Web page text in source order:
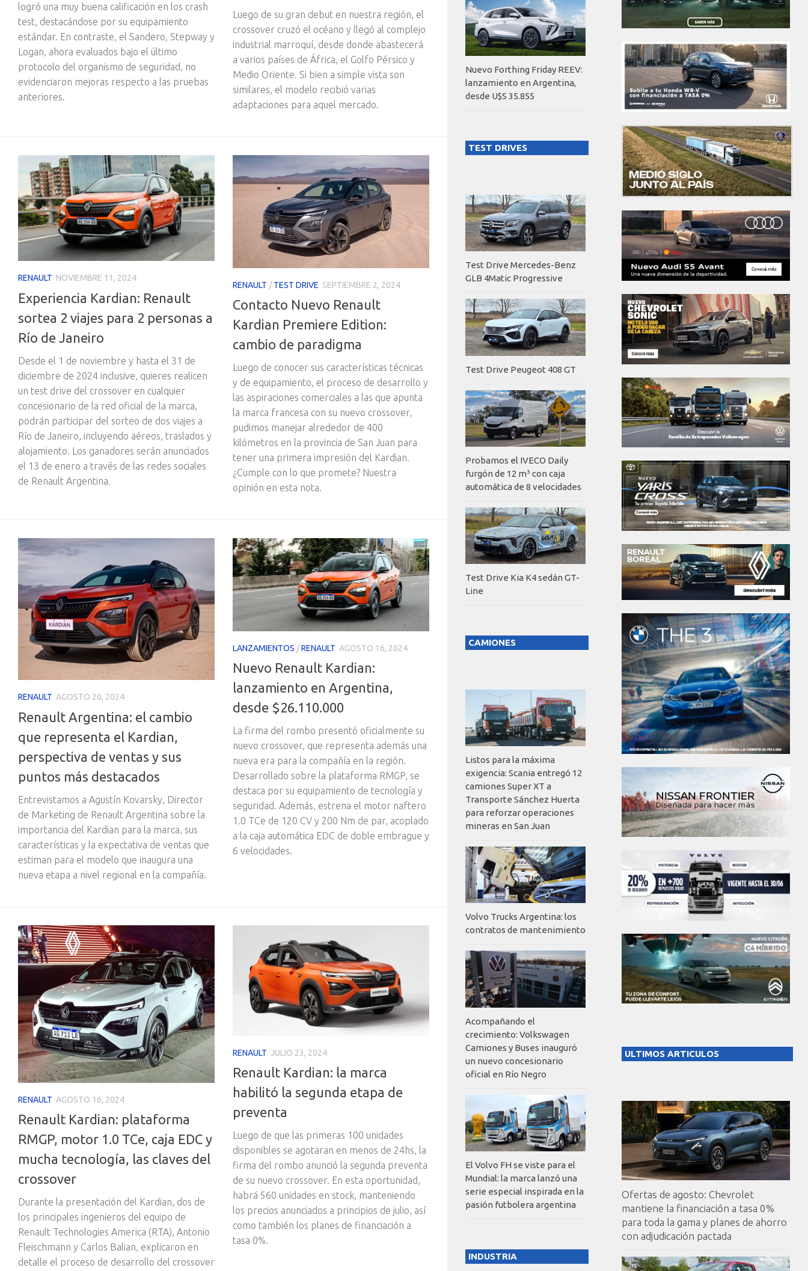
logró una muy buena calificación en los crash
test, destacándose por su equipamiento
estándar. En contraste, el Sandero, Stepway y
Logan, ahora evaluados bajo el último
protocolo del organismo de seguridad, no
evidenciaron mejoras respecto a las pruebas
anteriores.
Luego de su gran debut en nuestra región, el
crossover cruzó el océano y llegó al complejo
industrial marroquí, desde donde abastecerá
a varios países de África, el Golfo Pérsico y
Medio Oriente. Si bien a simple vista son
similares, el modelo recibió varias
adaptaciones para aquel mercado.
RENAULT NOVIEMBRE 11, 2024
Experiencia Kardian: Renault
sortea 2 viajes para 2 personas a
Río de Janeiro
Desde el 1 de noviembre y hasta el 31 de
diciembre de 2024 inclusive, quieres realicen
un test drive del crossover en cualquier
concesionario de la red oficial de la marca,
podrán participar del sorteo de dos viajes a
Río de Janeiro, incluyendo aéreos, traslados y
alojamiento. Los ganadores serán anunciados
el 13 de enero a través de las redes sociales
de Renault Argentina.
RENAULT /TEST DRIVE SEPTIEMBRE 2, 2024
Contacto Nuevo Renault
Kardian Premiere Edition:
cambio de paradigma
Luego de conocer sus características técnicas
y de equipamiento, el proceso de desarrollo y
las aspiraciones comerciales a las que apunta
la marca francesa con su nuevo crossover,
pudimos manejar alrededor de 400
kilómetros en la provincia de San Juan para
tener una primera impresión del Kardian.
¿Cumple con lo que promete? Nuestra
opinión en esta nota.
RENAULT AGOSTO 20, 2024
Renault Argentina: el cambio
que representa el Kardian,
perspectiva de ventas y sus
puntos más destacados
Entrevistamos a Agustín Kovarsky, Director
de Marketing de Renault Argentina sobre la
importancia del Kardian para la marca, sus
características y la expectativa de ventas que
estiman para el modelo que inaugura una
nueva etapa a nivel regional en la compañía.
LANZAMIENTOS /RENAULT AGOSTO 16, 2024
Nuevo Renault Kardian:
lanzamiento en Argentina,
desde $26.110.000
La firma del rombo presentó oficialmente su
nuevo crossover, que representa además una
nueva era para la compañía en la región.
Desarrollado sobre la plataforma RMGP, se
destaca por su equipamiento de tecnología y
seguridad. Además, estrena el motor naftero
1.0 TCe de 120 CV y 200 Nm de par, acoplado
a la caja automática EDC de doble embrague y
6 velocidades.
RENAULT AGOSTO 16, 2024
Renault Kardian: plataforma
RMGP, motor 1.0 TCe, caja EDC y
mucha tecnología, las claves del
crossover
Durante la presentación del Kardian, dos de
los principales ingenieros del equipo de
Renault Technologies America (RTA), Antonio
Fleischmann y Carlos Balian, explicaron en
detalle el proceso de desarrollo del crossover
RENAULT JULIO 23, 2024
Renault Kardian: la marca
habilitó la segunda etapa de
preventa
Luego de que las primeras 100 unidades
disponibles se agotaran en menos de 24hs, la
firma del rombo anunció la segunda preventa
de su nuevo crossover. En esta oportunidad,
habrá 560 unidades en stock, manteniendo
los precios anunciados a principios de julio, así
como también los planes de financiación a
tasa 0%.
ULTIMOS ARTICULOS
Ofertas de agosto: Chevrolet
mantiene la financiación a tasa 0%
para toda la gama y planes de ahorro
con adjudicación pactada
Nuevo Forthing Friday REEV:
lanzamiento en Argentina,
desde U$S 35.855
TEST DRIVES
Test Drive Mercedes-Benz
GLB 4Matic Progressive
Test Drive Peugeot 408 GT
Probamos el IVECO Daily
furgón de 12 m³ con caja
automática de 8 velocidades
Test Drive Kia K4 sedán GT-
Line
CAMIONES
Listos para la máxima
exigencia: Scania entregó 12
camiones Super XT a
Transporte Sánchez Huerta
para reforzar operaciones
mineras en San Juan
Volvo Trucks Argentina: los
contratos de mantenimiento
Acompañando el
crecimiento: Volkswagen
Camiones y Buses inauguró
un nuevo concesionario
oficial en Río Negro
El Volvo FH se viste para el
Mundial: la marca lanzó una
serie especial inspirada en la
pasión futbolera argentina
INDUSTRIA